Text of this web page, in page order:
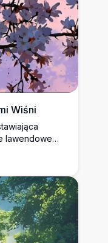
Wiśni
lawendowe
fioletowych
4K.